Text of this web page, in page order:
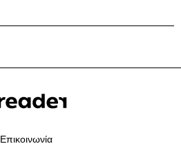
Επικοινωνία